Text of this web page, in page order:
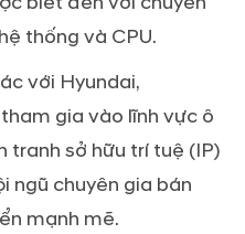
thống và CPU.
với Hyundai,
gia vào lĩnh vực ô
tranh sở hữu trí tuệ (IP)
ngũ chuyên gia bán
mạnh mẽ.